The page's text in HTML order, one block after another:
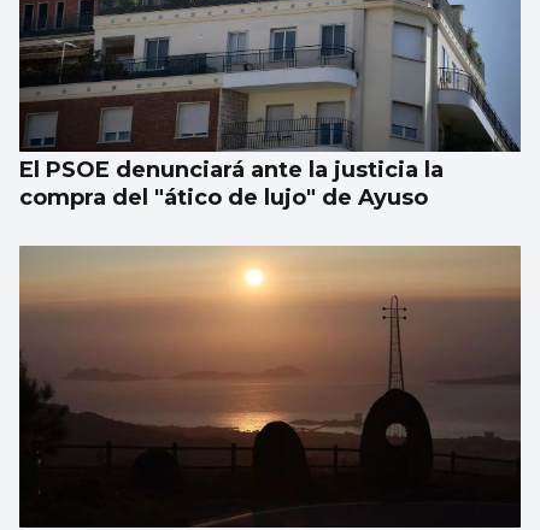
El PSOE denunciará ante la justicia la
compra del "ático de lujo" de Ayuso